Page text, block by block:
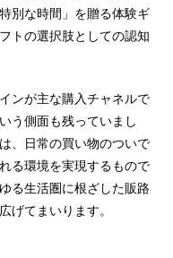
別な時間」を贈る体験ギ
トの選択肢としての認知
ンが主な購入チャネルで
う側面も残っていまし
、日常の買い物のついで
る環境を実現するもので
る生活圏に根ざした販路
げてまいります。